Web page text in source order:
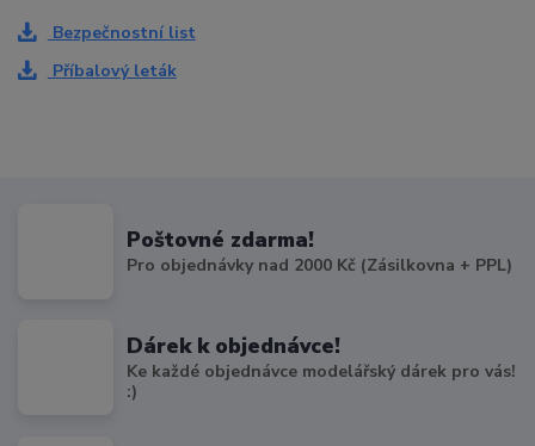
Bezpečnostní list
Příbalový leták
Poštovné zdarma!
Pro objednávky nad 2000 Kč (Zásilkovna + PPL)
Dárek k objednávce!
Ke každé objednávce modelářský dárek pro vás!
:)